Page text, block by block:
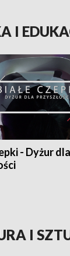
I
- Dyżur dla
I